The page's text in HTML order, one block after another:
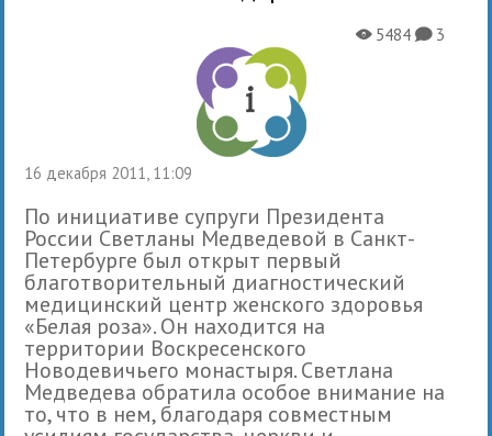
16 декабря 2011, 11:09
X5484K3
По инициативе супруги Президента
России Светланы Медведевой в Санкт-
Петербурге был открыт первый
благотворительный диагностический
медицинский центр женского здоровья
«Белая роза». Он находится на
территории Воскресенского
Новодевичьего монастыря. Светлана
Медведева обратила особое внимание на
то, что в нем, благодаря совместным